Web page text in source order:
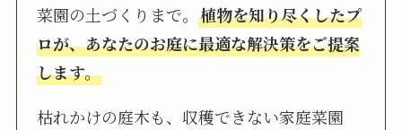
菜園の土づくりまで。植物を知り尽くしたプ
ロが、あなたのお庭に最適な解決策をご提案
します。
枯れかけの庭木も、収穫できない家庭菜園